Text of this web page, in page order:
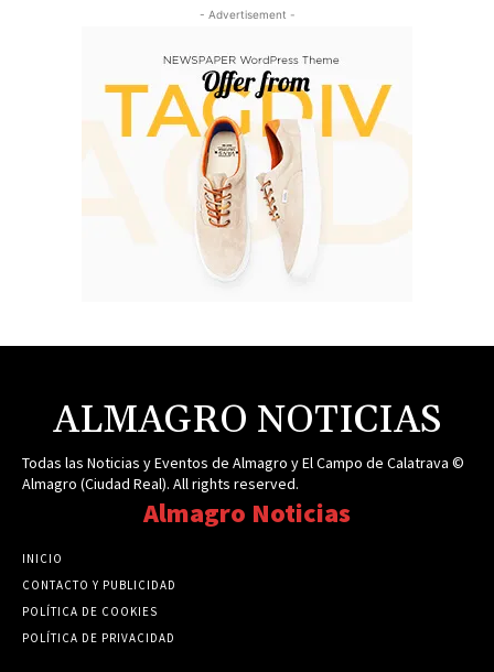
- Advertisement -
ALMAGRO NOTICIAS
Todas las Noticias y Eventos de Almagro y El Campo de Calatrava ©
Almagro (Ciudad Real). All rights reserved.
Almagro Noticias
INICIO
CONTACTO Y PUBLICIDAD
POLÍTICA DE COOKIES
POLÍTICA DE PRIVACIDAD